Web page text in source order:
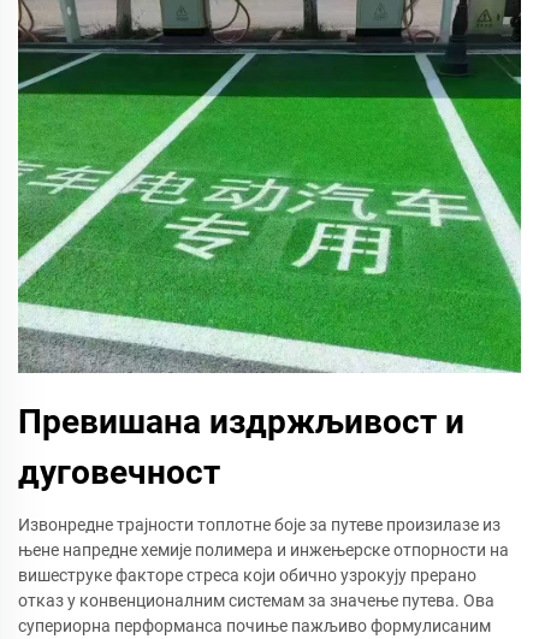
Превишана издржљивост и
дуговечност
Извонредне трајности топлотне боје за путеве произилазе из
њене напредне хемије полимера и инжењерске отпорности на
вишеструке факторе стреса који обично узрокују прерано
отказ у конвенционалним системам за значење путева. Ова
супериорна перформанса почиње пажљиво формулисаним